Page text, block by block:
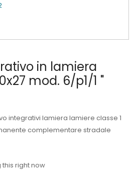
in lamiera
mod. 6/p1/1 "
integrativi lamiera lamiere classe 1
complementare stradale
right now